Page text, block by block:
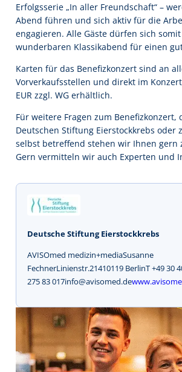
Erfolgsserie „In aller Freundschaft“ –
Abend führen und sich aktiv für die
engagieren. Alle Gäste dürfen sich
wunderbaren Klassikabend für einen
Karten für das Benefizkonzert sind an
Vorverkaufsstellen und direkt im
EUR zzgl. WG erhältlich.
Für weitere Fragen zum Benefizkonzert,
Deutschen Stiftung Eierstockkrebs oder
selbst betreffend stehen wir Ihnen gern
Gern vermitteln wir auch Experten und
Deutsche Stiftung Eierstockkrebs
AVISOmed medizin+mediaSusanne
FechnerLinienstr.21410119 BerlinT +49 30
275 83 017info@avisomed.de